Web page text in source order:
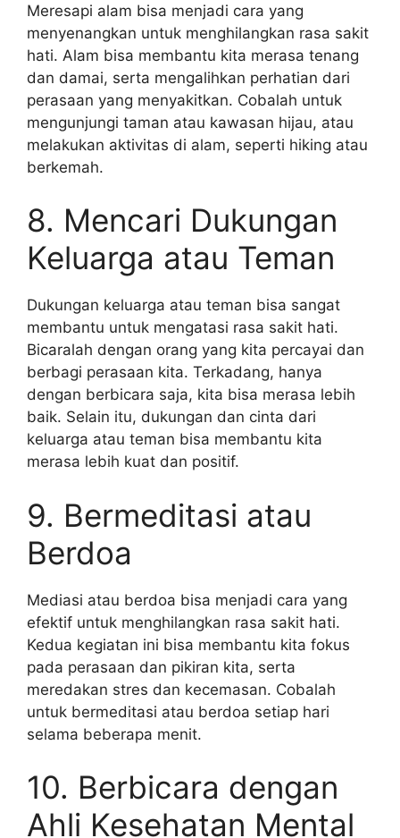
Meresapi alam bisa menjadi cara yang
menyenangkan untuk menghilangkan rasa sakit
hati. Alam bisa membantu kita merasa tenang
dan damai, serta mengalihkan perhatian dari
perasaan yang menyakitkan. Cobalah untuk
mengunjungi taman atau kawasan hijau, atau
melakukan aktivitas di alam, seperti hiking atau
berkemah.
8. Mencari Dukungan
Keluarga atau Teman
Dukungan keluarga atau teman bisa sangat
membantu untuk mengatasi rasa sakit hati.
Bicaralah dengan orang yang kita percayai dan
berbagi perasaan kita. Terkadang, hanya
dengan berbicara saja, kita bisa merasa lebih
baik. Selain itu, dukungan dan cinta dari
keluarga atau teman bisa membantu kita
merasa lebih kuat dan positif.
9. Bermeditasi atau
Berdoa
Mediasi atau berdoa bisa menjadi cara yang
efektif untuk menghilangkan rasa sakit hati.
Kedua kegiatan ini bisa membantu kita fokus
pada perasaan dan pikiran kita, serta
meredakan stres dan kecemasan. Cobalah
untuk bermeditasi atau berdoa setiap hari
selama beberapa menit.
10. Berbicara dengan
Ahli Kesehatan Mental